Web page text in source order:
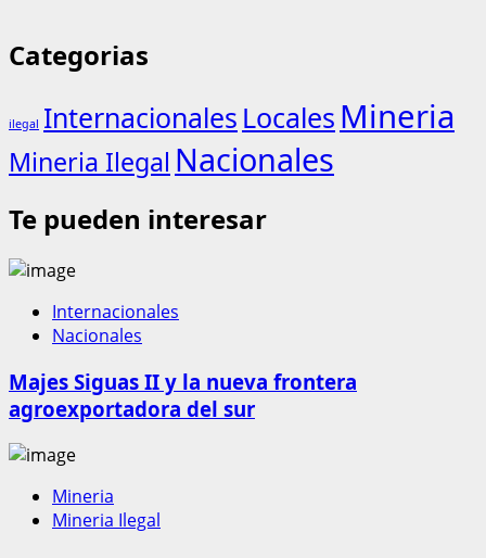
Categorias
ilegal Internacionales Locales Mineria
Mineria Ilegal Nacionales
Te pueden interesar
Internacionales
Nacionales
Majes Siguas II y la nueva frontera
agroexportadora del sur
Mineria
Mineria Ilegal